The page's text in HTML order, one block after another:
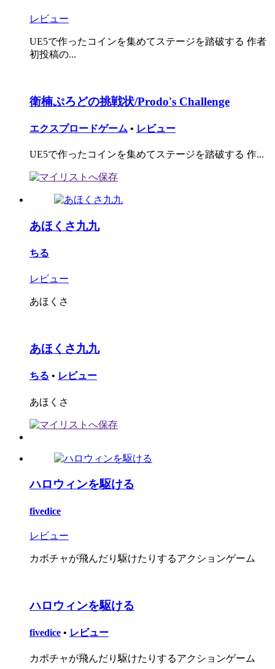
レビュー
UE5で作ったコインを集めてステージを踏破する 作者
初投稿の...
衛楠ぷろどの挑戦状/Prodo's Challenge
エクスプロードゲーム • レビュー
UE5で作ったコインを集めてステージを踏破する 作...
あほくさ九九
ちる
レビュー
あほくさ
あほくさ九九
ちる • レビュー
あほくさ
ハロウィンを駆ける
fivedice
レビュー
カボチャが飛んだり駆けたりするアクションゲーム
ハロウィンを駆ける
fivedice • レビュー
カボチャが飛んだり駆けたりするアクションゲーム